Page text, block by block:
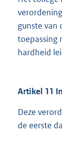
gunste van
toepassing
hardheid
Artikel 11
Deze
de eerste